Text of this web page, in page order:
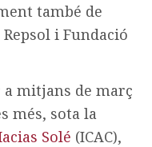
també de
i Fundació
mitjans de març
més, sota la
Solé (ICAC),